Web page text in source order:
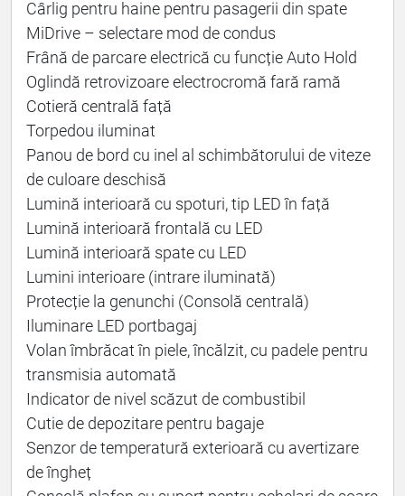
Cârlig pentru haine pentru pasagerii din spate
MiDrive – selectare mod de condus
Frână de parcare electrică cu funcție Auto Hold
Oglindă retrovizoare electrocromă fară ramă
Cotieră centrală față
Torpedou iluminat
Panou de bord cu inel al schimbătorului de viteze
de culoare deschisă
Lumină interioară cu spoturi, tip LED în față
Lumină interioară frontală cu LED
Lumină interioară spate cu LED
Lumini interioare (intrare iluminată)
Protecție la genunchi (Consolă centrală)
Iluminare LED portbagaj
Volan îmbrăcat în piele, încălzit, cu padele pentru
transmisia automată
Indicator de nivel scăzut de combustibil
Cutie de depozitare pentru bagaje
Senzor de temperatură exterioară cu avertizare
de îngheț